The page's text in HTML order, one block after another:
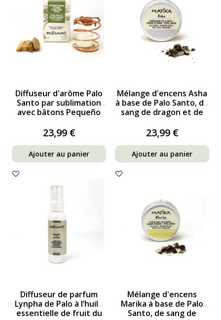
Diffuseur d'arôme Palo
Santo par sublimation
avec bâtons Pequeño
23,99 €
Ajouter au panier
Mélange d'encens Asha
à base de Palo Santo, de
sang de dragon et de
23,99 €
Ajouter au panier
Diffuseur de parfum
Lynpha de Palo à l’huile
essentielle de fruit du
Mélange d'encens
Marika à base de Palo
Santo, de sang de